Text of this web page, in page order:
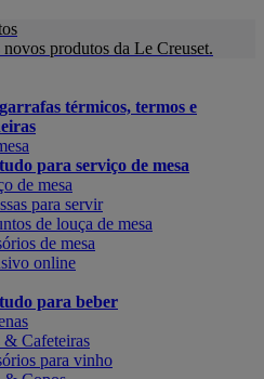
produtos da Le Creuset.
térmicos, termos e
para serviço de mesa
de mesa
para servir
de louça de mesa
de mesa
online
para beber
& Cafeteiras
para vinho